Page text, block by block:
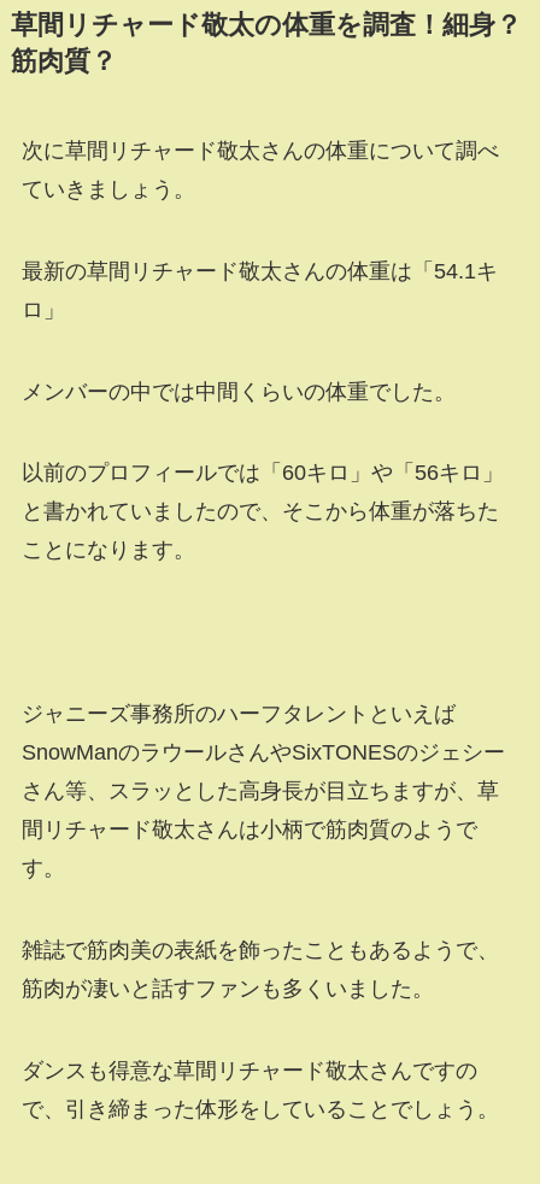
草間リチャード敬太の体重を調査！細身？
筋肉質？
次に草間リチャード敬太さんの体重について調べ
ていきましょう。
最新の草間リチャード敬太さんの体重は「54.1キ
ロ」
メンバーの中では中間くらいの体重でした。
以前のプロフィールでは「60キロ」や「56キロ」
と書かれていましたので、そこから体重が落ちた
ことになります。
ジャニーズ事務所のハーフタレントといえば
SnowManのラウールさんやSixTONESのジェシー
さん等、スラッとした高身長が目立ちますが、草
間リチャード敬太さんは小柄で筋肉質のようで
す。
雑誌で筋肉美の表紙を飾ったこともあるようで、
筋肉が凄いと話すファンも多くいました。
ダンスも得意な草間リチャード敬太さんですの
で、引き締まった体形をしていることでしょう。